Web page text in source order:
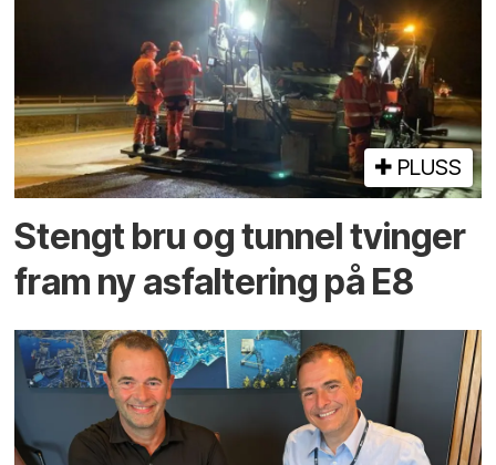
PLUSS
Stengt bru og tunnel tvinger
fram ny asfaltering på E8